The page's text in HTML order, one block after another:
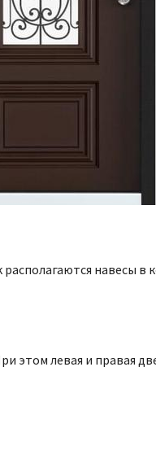
навесы в
этом левая и правая